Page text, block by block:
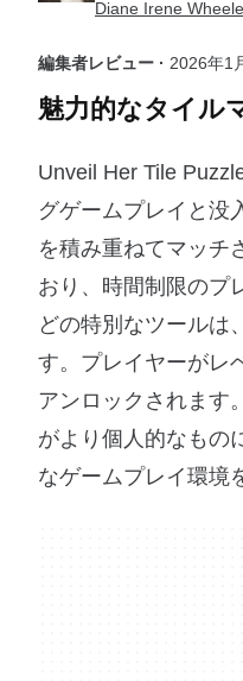
Diane Irene
編集者レビュー · 2026年1
魅力的なタイル
Unveil Her Tile
グゲームプレイと没
を積み重ねてマッチ
おり、時間制限のプ
どの特別なツールは
す。プレイヤーがレ
アンロックされます
がより個人的なもの
なゲームプレイ環境